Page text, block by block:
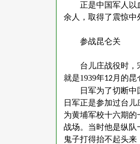
正是中国军人
余人，取得了震惊中
参战昆仑关
台儿庄战役时
就是1939年12月的昆
日军为了切断
日军正是参加过台儿
为黄埔军校十六期
战场。当时他是纵队
鬼子打得抬不起头